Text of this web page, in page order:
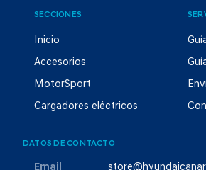
SECCIONES
Inicio
Accesorios
MotorSport
Cargadores eléctricos
DATOS DE CONTACTO
Email